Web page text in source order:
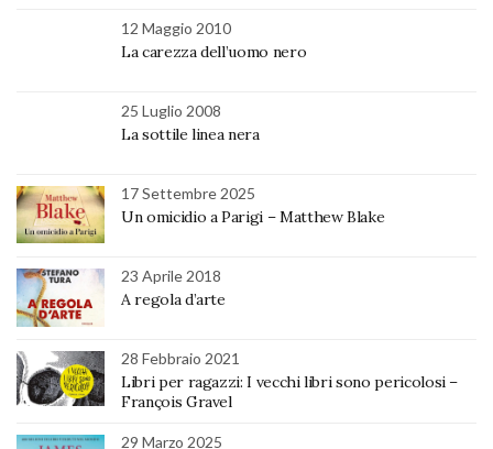
12 Maggio 2010
La carezza dell’uomo nero
25 Luglio 2008
La sottile linea nera
17 Settembre 2025
Un omicidio a Parigi – Matthew Blake
23 Aprile 2018
A regola d’arte
28 Febbraio 2021
Libri per ragazzi: I vecchi libri sono pericolosi –
François Gravel
29 Marzo 2025